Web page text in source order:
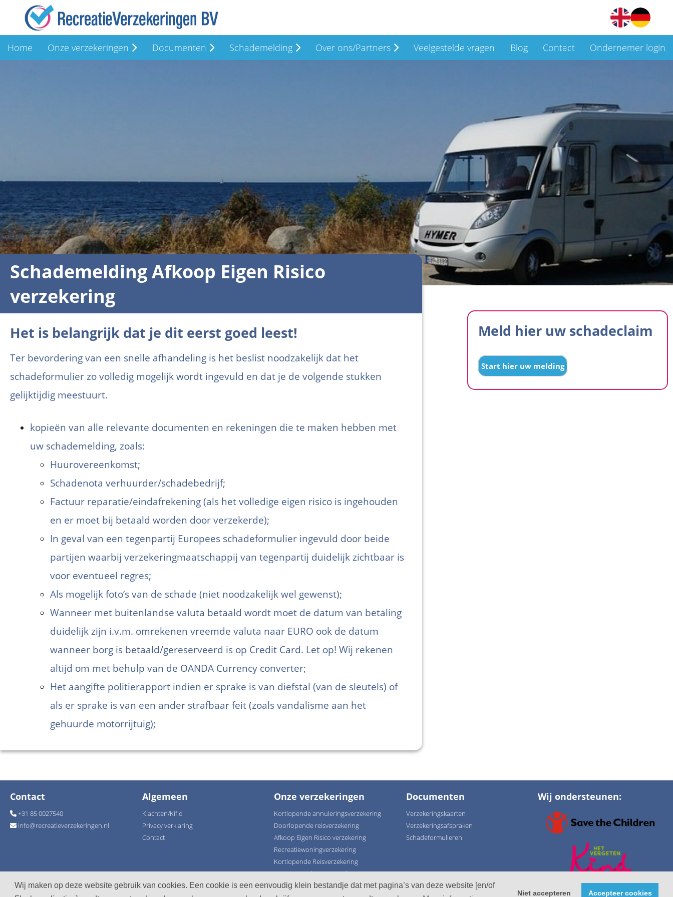
Wij maken op deze website gebruik van cookies. Een cookie is een eenvoudig klein bestandje dat met pagina’s van deze website [en/of
Niet accepteren Accepteer cookies
Home Onze verzekeringen Documenten Schademelding Over ons/Partners Veelgestelde vragen Blog Contact Ondernemer login
Schademelding Afkoop Eigen Risico
verzekering
Het is belangrijk dat je dit eerst goed leest!
Ter bevordering van een snelle afhandeling is het beslist noodzakelijk dat het
schadeformulier zo volledig mogelijk wordt ingevuld en dat je de volgende stukken
gelijktijdig meestuurt.
kopieën van alle relevante documenten en rekeningen die te maken hebben met
uw schademelding, zoals:
Huurovereenkomst;
Schadenota verhuurder/schadebedrijf;
Factuur reparatie/eindafrekening (als het volledige eigen risico is ingehouden
en er moet bij betaald worden door verzekerde);
In geval van een tegenpartij Europees schadeformulier ingevuld door beide
partijen waarbij verzekeringmaatschappij van tegenpartij duidelijk zichtbaar is
voor eventueel regres;
Als mogelijk foto’s van de schade (niet noodzakelijk wel gewenst);
Wanneer met buitenlandse valuta betaald wordt moet de datum van betaling
duidelijk zijn i.v.m. omrekenen vreemde valuta naar EURO ook de datum
wanneer borg is betaald/gereserveerd is op Credit Card. Let op! Wij rekenen
altijd om met behulp van de OANDA Currency converter;
Het aangifte politierapport indien er sprake is van diefstal (van de sleutels) of
als er sprake is van een ander strafbaar feit (zoals vandalisme aan het
gehuurde motorrijtuig);
Meld hier uw schadeclaim
Start hier uw melding
Contact
+31 85 0027540
info@recreatieverzekeringen.nl
Algemeen
Klachten/Kifid
Privacy verklaring
Contact
Onze verzekeringen
Kortlopende annuleringsverzekering
Doorlopende reisverzekering
Afkoop Eigen Risico verzekering
Recreatiewoningverzekering
Kortlopende Reisverzekering
Groepsannuleringsverzekering
Documenten
Verzekeringskaarten
Verzekeringsafspraken
Schadeformulieren
Wij ondersteunen:
© Recreatieverzekeringen 2026